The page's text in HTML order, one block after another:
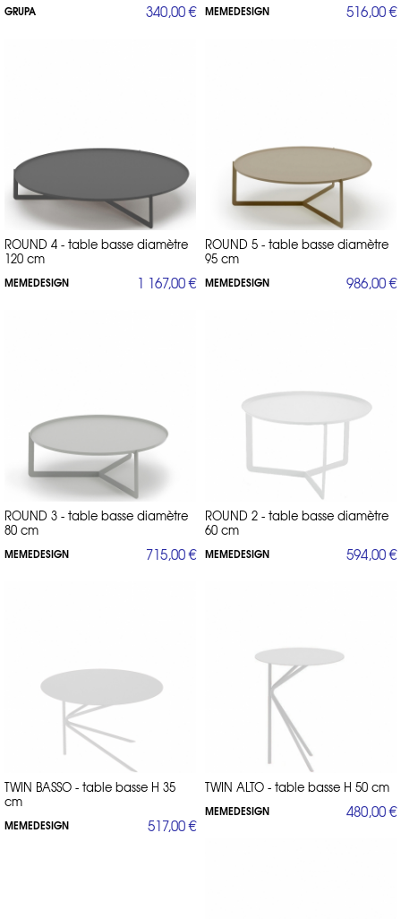
GRUPA 340,00 € MEMEDESIGN 516,00 €
ROUND 4 - table basse diamètre
120 cm
MEMEDESIGN 1 167,00 €
ROUND 5 - table basse diamètre
95 cm
MEMEDESIGN 986,00 €
ROUND 3 - table basse diamètre
80 cm
MEMEDESIGN 715,00 €
ROUND 2 - table basse diamètre
60 cm
MEMEDESIGN 594,00 €
TWIN BASSO - table basse H 35
cm
MEMEDESIGN 517,00 €
TWIN ALTO - table basse H 50 cm
MEMEDESIGN 480,00 €